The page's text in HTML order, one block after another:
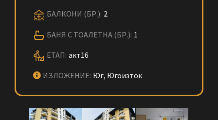
БАЛКОНИ (БР.): 2
БАНЯ С ТОАЛЕТНА (БР.): 1
ЕТАП: акт16
ИЗЛОЖЕНИЕ: Юг, Югоизток